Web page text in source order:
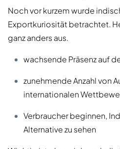
Noch vor kurzem wurde
Exportkuriosität betrachtet.
ganz anders aus.
wachsende Präsenz auf
zunehmende Anzahl von
internationalen
Verbraucher beginnen,
Alternative zu sehen